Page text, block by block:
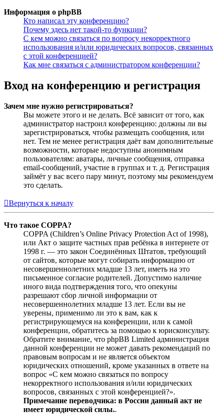
Информация о phpBB
Кто написал эту конференцию?
Почему здесь нет такой-то функции?
С кем можно связаться по вопросу некорректного
использования и/или юридических вопросов, связанных
с этой конференцией?
Как мне связаться с администратором конференции?
Вход на конференцию и регистрация
Зачем мне нужно регистрироваться?
Вы можете этого и не делать. Всё зависит от того, как
администратор настроил конференцию: должны ли вы
зарегистрироваться, чтобы размещать сообщения, или
нет. Тем не менее регистрация даёт вам дополнительные
возможности, которые недоступны анонимным
пользователям: аватары, личные сообщения, отправка
email-сообщений, участие в группах и т. д. Регистрация
займёт у вас всего пару минут, поэтому мы рекомендуем
это сделать.
Вернуться к началу
Что такое COPPA?
COPPA (Children’s Online Privacy Protection Act of 1998),
или Акт о защите частных прав ребёнка в интернете от
1998 г. — это закон Соединённых Штатов, требующий
от сайтов, которые могут собирать информацию от
несовершеннолетних младше 13 лет, иметь на это
письменное согласие родителей. Допустимо наличие
иного вида подтверждения того, что опекуны
разрешают сбор личной информации от
несовершеннолетних младше 13 лет. Если вы не
уверены, применимо ли это к вам, как к
регистрирующемуся на конференции, или к самой
конференции, обратитесь за помощью к юрисконсульту.
Обратите внимание, что phpBB Limited администрация
данной конференции не может давать рекомендаций по
правовым вопросам и не является объектом
юридических отношений, кроме указанных в ответе на
вопрос «С кем можно связаться по вопросу
некорректного использования и/или юридических
вопросов, связанных с этой конференцией?».
Примечание переводчика: в России данный акт не
имеет юридической силы..